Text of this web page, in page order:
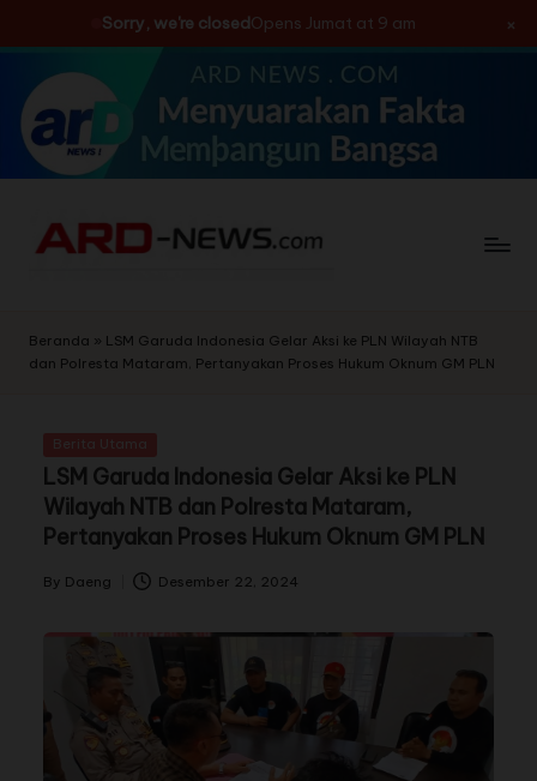
Sorry, we're closedOpens Jumat at 9 am ×
Skip
content
Beranda » LSM Garuda Indonesia Gelar Aksi ke PLN Wilayah NTB
dan Polresta Mataram, Pertanyakan Proses Hukum Oknum GM PLN
LSM Garuda Indonesia Gelar Aksi ke PLN
Wilayah NTB dan Polresta Mataram,
Pertanyakan Proses Hukum Oknum GM PLN
By Daeng Desember 22, 2024